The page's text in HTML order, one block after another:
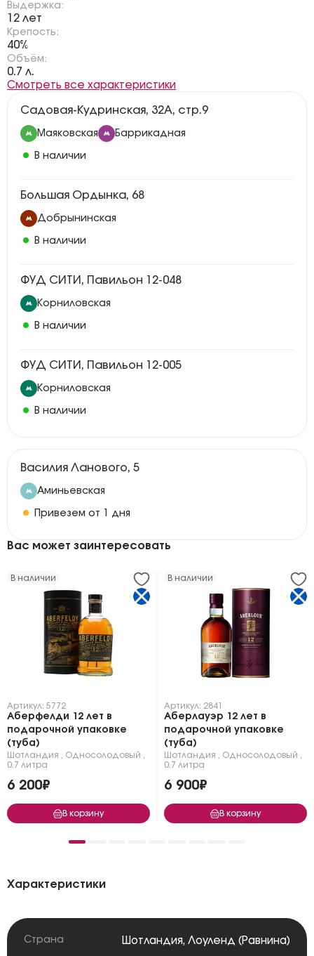
Выдержка:
12 лет
Крепость:
40%
Объём:
0.7 л.
Смотреть все характеристики
Садовая-Кудринская, 32А, стр.9
Маяковская Баррикадная
В наличии
Большая Ордынка, 68
Добрынинская
В наличии
ФУД СИТИ, Павильон 12-048
Корниловская
В наличии
ФУД СИТИ, Павильон 12-005
Корниловская
В наличии
Василия Ланового, 5
Аминьевская
Привезем от 1 дня
Вас может заинтересовать
В наличии
Артикул: 5772
Аберфелди 12 лет в
подарочной упаковке
(туба)
Шотландия Односолодовый
0.7 литра
6 200₽
В корзину
В наличии
Артикул: 2841
Аберлауэр 12 лет в
подарочной упаковке
(туба)
Шотландия Односолодовый
0.7 литра
6 900₽
В корзину
Характеристики
Страна Шотландия, Лоуленд (Равнина)